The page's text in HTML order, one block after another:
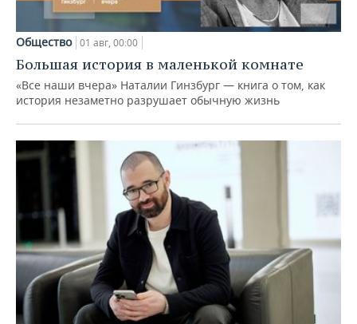
Общество 01 авг, 00:00
Большая история в маленькой комнате
«Все наши вчера» Наталии Гинзбург — книга о том, как
история незаметно разрушает обычную жизнь